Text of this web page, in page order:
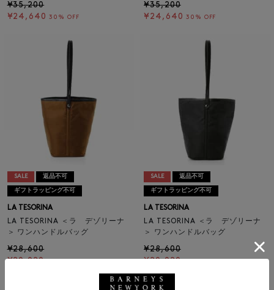
¥35,200
¥24,640 30% OFF
¥35,200
¥24,640 30% OFF
SALE 返品不可
ギフトラッピング不可
LA TESORINA
LA TESORINA ＜ラ デゾリーナ
＞ ワンハンドルバッグ
¥28,600
¥20,020
SALE 返品不可
ギフトラッピング不可
LA TESORINA
LA TESORINA ＜ラ デゾリーナ
＞ ワンハンドルバッグ
¥28,600
¥20,020